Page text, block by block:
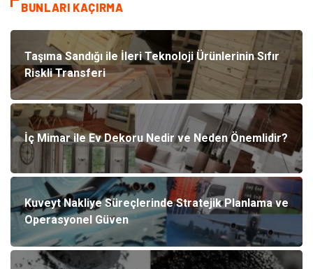
BUNLARI KAÇIRMA
Taşıma Sandığı ile İleri Teknoloji Ürünlerinin Sıfır
Riskli Transferi
İç Mimar ile Ev Dekoru Nedir ve Neden Önemlidir?
Kuveyt Nakliye Süreçlerinde Stratejik Planlama ve
Operasyonel Güven